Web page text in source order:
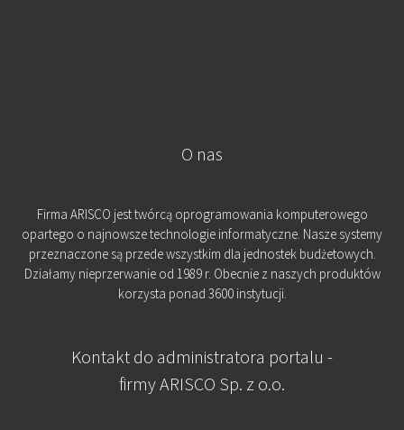
O nas
Firma ARISCO jest twórcą oprogramowania komputerowego
opartego o najnowsze technologie informatyczne. Nasze systemy
przeznaczone są przede wszystkim dla jednostek budżetowych.
Działamy nieprzerwanie od 1989 r. Obecnie z naszych produktów
korzysta ponad 3600 instytucji.
Kontakt do administratora portalu -
firmy ARISCO Sp. z o.o.